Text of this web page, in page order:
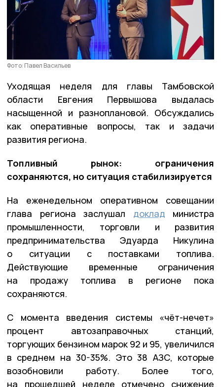
Фото: Павел Васильев
Уходящая неделя для главы Тамбовской
области Евгения Первышова выдалась
насыщенной и разноплановой. Обсуждались
как оперативные вопросы, так и задачи
развития региона.
Топливный рынок: ограничения
сохраняются, но ситуация стабилизируется
На еженедельном оперативном совещании
глава региона заслушал доклад министра
промышленности, торговли и развития
предпринимательства Эдуарда Никулина
о ситуации с поставками топлива.
Действующие временные ограничения
на продажу топлива в регионе пока
сохраняются.
С момента введения системы «чёт-нечет»
процент автозаправочных станций,
торгующих бензином марок 92 и 95, увеличился
в среднем на 30-35%. Это 38 АЗС, которые
возобновили работу. Более того,
на прошедшей неделе отмечено снижение